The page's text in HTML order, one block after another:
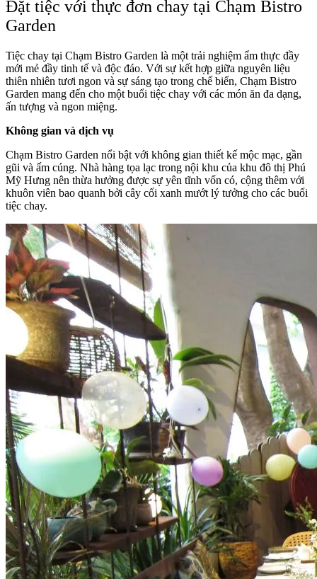
Đặt tiệc với thực đơn chay tại Chạm Bistro
Garden
Tiệc chay tại Chạm Bistro Garden là một trải nghiệm ẩm thực đầy
mới mẻ đầy tinh tế và độc đáo. Với sự kết hợp giữa nguyên liệu
thiên nhiên tươi ngon và sự sáng tạo trong chế biến, Chạm Bistro
Garden mang đến cho một buổi tiệc chay với các món ăn đa dạng,
ấn tượng và ngon miệng.
Không gian và dịch vụ
Chạm Bistro Garden nổi bật với không gian thiết kế mộc mạc, gần
gũi và ấm cúng. Nhà hàng tọa lạc trong nội khu của khu đô thị Phú
Mỹ Hưng nên thừa hưởng được sự yên tĩnh vốn có, cộng thêm với
khuôn viên bao quanh bởi cây cối xanh mướt lý tưởng cho các buổi
tiệc chay.